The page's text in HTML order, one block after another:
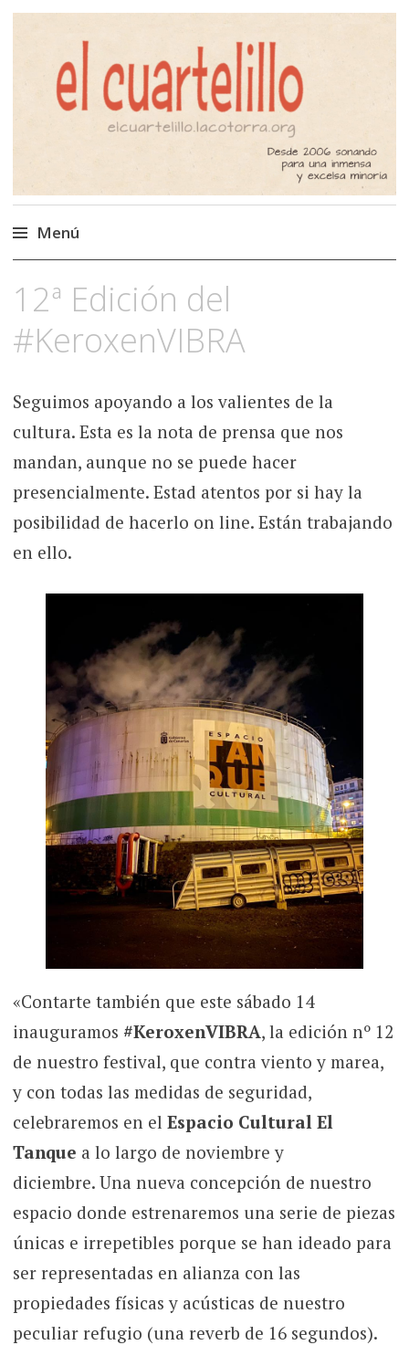
El Cuartelillo
Programa de radio de música
independiente. Podcast
Menú
al
12ª Edición del
#KeroxenVIBRA
Seguimos apoyando a los valientes de la
cultura. Esta es la nota de prensa que nos
mandan, aunque no se puede hacer
presencialmente. Estad atentos por si hay la
posibilidad de hacerlo on line. Están trabajando
en ello.
«Contarte también que este sábado 14
inauguramos #KeroxenVIBRA, la edición nº 12
de nuestro festival, que contra viento y marea,
y con todas las medidas de seguridad,
celebraremos en el Espacio Cultural El
Tanque a lo largo de noviembre y
diciembre. Una nueva concepción de nuestro
espacio donde estrenaremos una serie de piezas
únicas e irrepetibles porque se han ideado para
ser representadas en alianza con las
propiedades físicas y acústicas de nuestro
peculiar refugio (una reverb de 16 segundos).